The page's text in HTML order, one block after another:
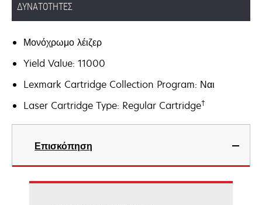
ΔΥΝΑΤΌΤΗΤΕΣ
Μονόχρωμο λέιζερ
Yield Value: 11000
Lexmark Cartridge Collection Program: Ναι
Laser Cartridge Type: Regular Cartridge†
Επισκόπηση